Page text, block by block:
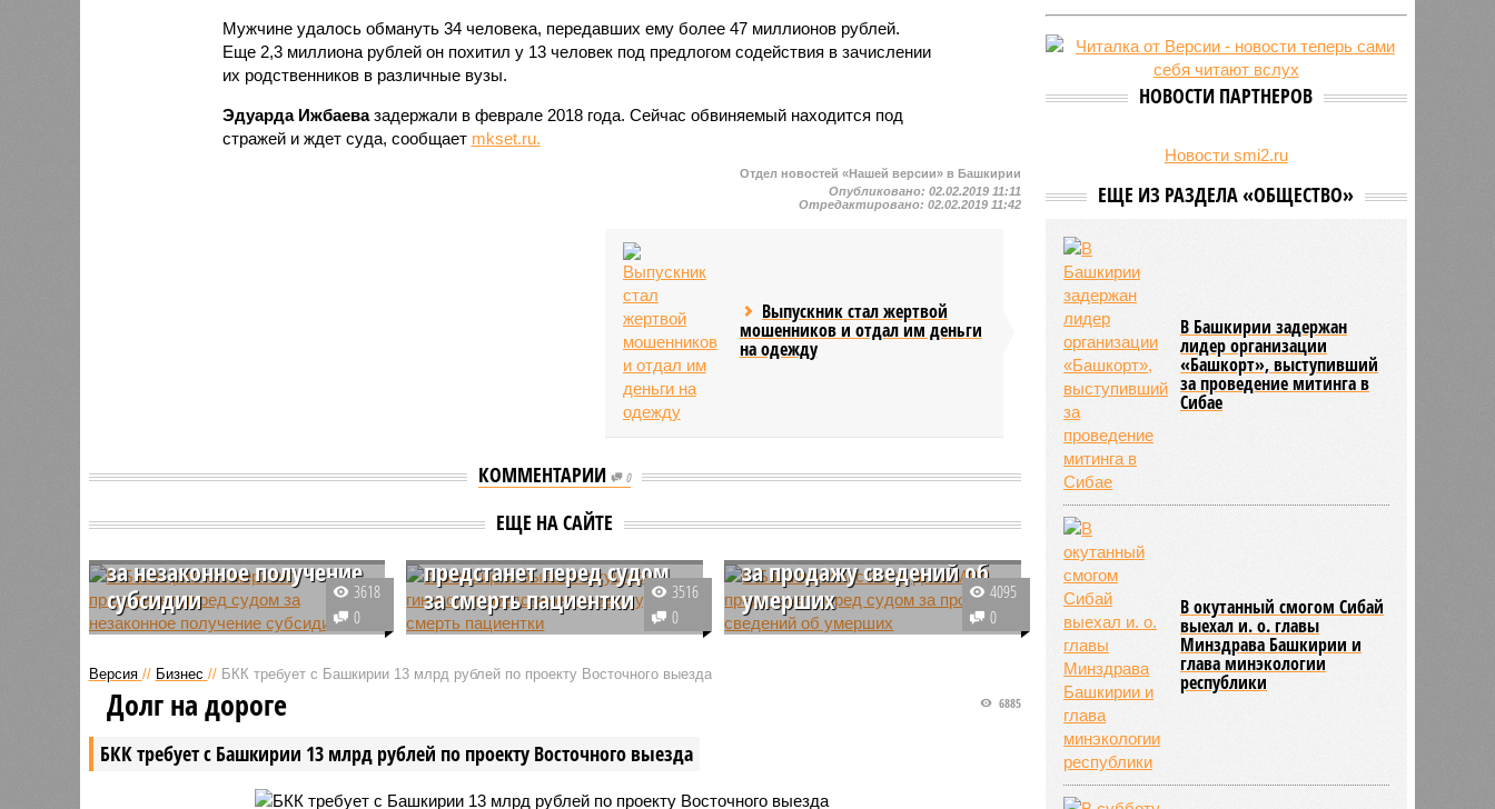
Мужчине удалось обмануть 34 человека, передавших ему более 47 миллионов рублей.
Еще 2,3 миллиона рублей он похитил у 13 человек под предлогом содействия в зачислении
их родственников в различные вузы.
Эдуарда Ижбаевазадержали в феврале 2018 года. Сейчас обвиняемый находится под
стражей и ждет суда, сообщает mkset.ru.
Отдел новостей «Нашей версии» в Башкирии
Опубликовано:02.02.2019 11:11
Отредактировано:02.02.2019 11:42
Выпускник стал жертвой
мошенников и отдал им деньги
на одежду
КОММЕНТАРИИ 0
ЕЩЕ НА САЙТЕ
В Башкирии коммерсант
за незаконное получение
субсидии
В Башкирии коммерсант
незаконное получение субсидии.
Районная администрация
выделила ему 250 тысяч рублей
за постройку пруда, которого по
3618
0
В Башкирии бывшая
акушер-гинеколог
предстанет перед судом
за смерть пациентки
В Башкирии бывшая акушер-
судом за смерть пациентки.
вследствие ненадлежащего
профессиональных
3516
0
В Башкирии экс-
сотрудник МВД
за продажу сведений об
умерших
В Башкирии бывший сотрудник
4095
0
Версия // Бизнес // БКК требует с Башкирии 13 млрд рублей по проекту Восточного выезда
БКК требует с Башкирии 13 млрд рублей по проекту Восточного выезда
6885
Долг на дороге
НОВОСТИ ПАРТНЕРОВ
Новости smi2.ru
ЕЩЕ ИЗ РАЗДЕЛА «ОБЩЕСТВО»
В Башкирии задержан
лидер организации
«Башкорт», выступивший
за проведение митинга в
Сибае
В окутанный смогом Сибай
выехал и. о. главы
Минздрава Башкирии и
глава минэкологии
республики